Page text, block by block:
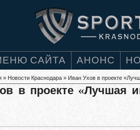
САЙТА АНОНС
» Новости Краснодара » Иван Ухов в проекте
в проекте «Лучшая